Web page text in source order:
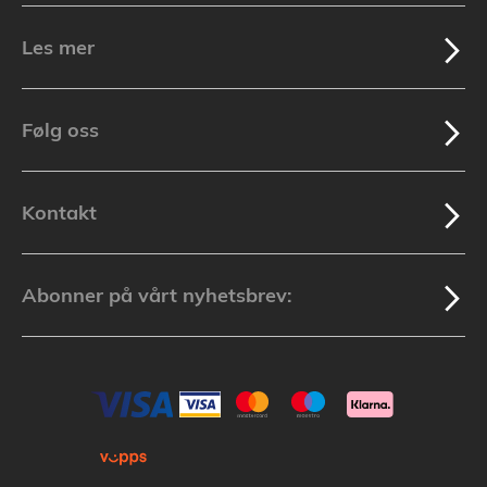
Les mer
Følg oss
Kontakt
Abonner på vårt nyhetsbrev: